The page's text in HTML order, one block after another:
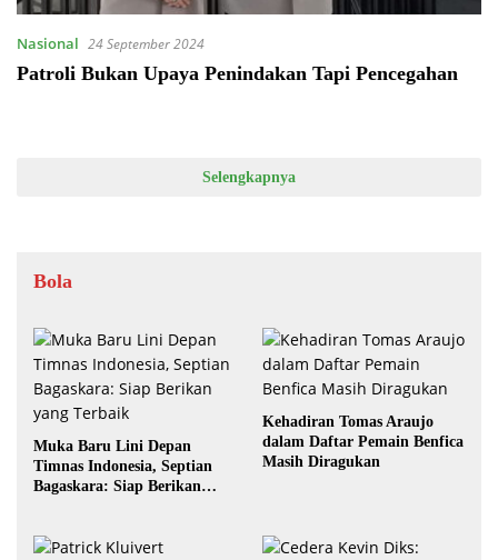
Nasional 24 September 2024
Patroli Bukan Upaya Penindakan Tapi Pencegahan
Selengkapnya
Bola
Muka Baru Lini Depan
Timnas Indonesia, Septian
Bagaskara: Siap Berikan
Kehadiran Tomas Araujo
dalam Daftar Pemain Benfica
Masih Diragukan